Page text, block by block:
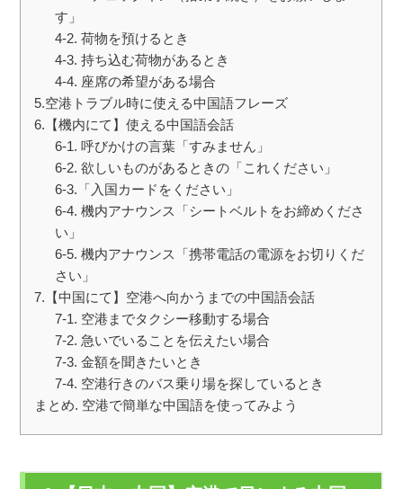
す」
4-2. 荷物を預けるとき
4-3. 持ち込む荷物があるとき
4-4. 座席の希望がある場合
5.空港トラブル時に使える中国語フレーズ
6.【機内にて】使える中国語会話
6-1. 呼びかけの言葉「すみません」
6-2. 欲しいものがあるときの「これください」
6-3.「入国カードをください」
6-4. 機内アナウンス「シートベルトをお締めくださ
い」
6-5. 機内アナウンス「携帯電話の電源をお切りくだ
さい」
7.【中国にて】空港へ向かうまでの中国語会話
7-1. 空港までタクシー移動する場合
7-2. 急いでいることを伝えたい場合
7-3. 金額を聞きたいとき
7-4. 空港行きのバス乗り場を探しているとき
まとめ. 空港で簡単な中国語を使ってみよう